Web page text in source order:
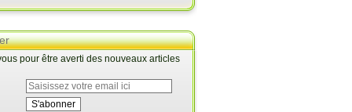
pour être averti des nouveaux articles